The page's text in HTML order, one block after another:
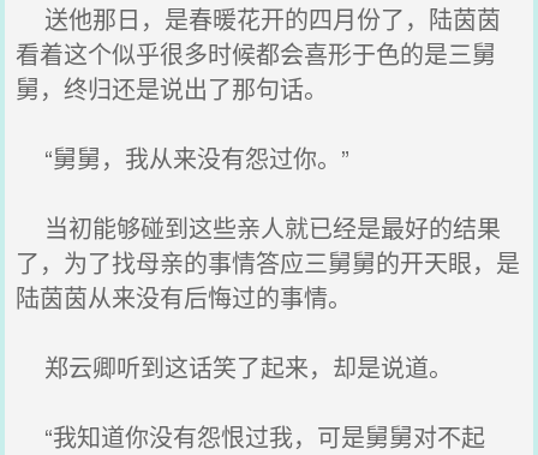
送他那日，是春暖花开的四月份了，陆茵茵
看着这个似乎很多时候都会喜形于色的是三舅
舅，终归还是说出了那句话。
“舅舅，我从来没有怨过你。”
当初能够碰到这些亲人就已经是最好的结果
了，为了找母亲的事情答应三舅舅的开天眼，是
陆茵茵从来没有后悔过的事情。
郑云卿听到这话笑了起来，却是说道。
“我知道你没有怨恨过我，可是舅舅对不起